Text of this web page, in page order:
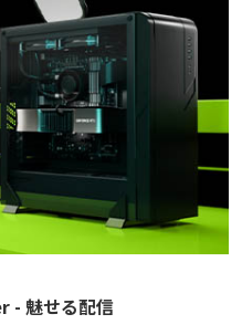
- 魅せる配信